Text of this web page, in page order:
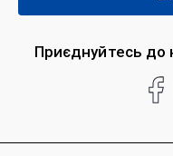
Приєднуйтесь до